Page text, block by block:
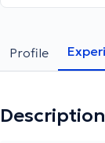
Profile
Description